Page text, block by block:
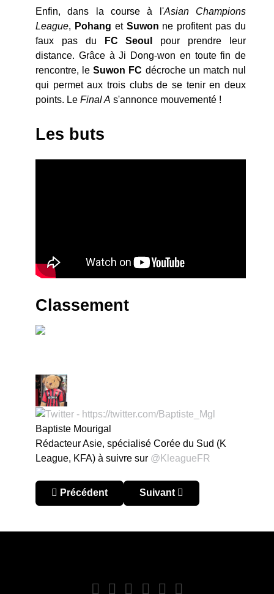
Enfin, dans la course à l'Asian Champions
League, Pohang et Suwon ne profitent pas du
faux pas du
FC Seoul pour prendre leur
distance. Grâce à Ji Dong-won en toute fin de
rencontre, le Suwon FC décroche un match nul
qui permet aux trois clubs de se tenir en deux
points. Le Final A s'annonce mouvementé !
Les buts
Classement
Baptiste Mourigal
Rédacteur Asie, spécialisé Corée du Sud (K
League, KFA) à suivre sur @KleagueFR
Article précédent : Corée du Sud – K League
Précédent Article suivant : Corée du
Suivant